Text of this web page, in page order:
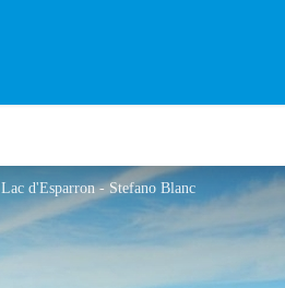
Lac d'Esparron - Stefano Blanc